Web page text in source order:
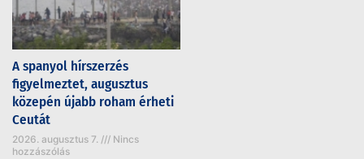
A spanyol hírszerzés
figyelmeztet, augusztus
közepén újabb roham érheti
Ceutát
2026. augusztus 7.
Nincs
hozzászólás